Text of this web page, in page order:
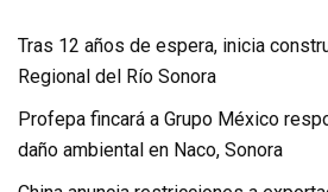
Tras 12 años de espera, inicia
Regional del Río Sonora
Profepa fincará a Grupo México
daño ambiental en Naco, Sonora